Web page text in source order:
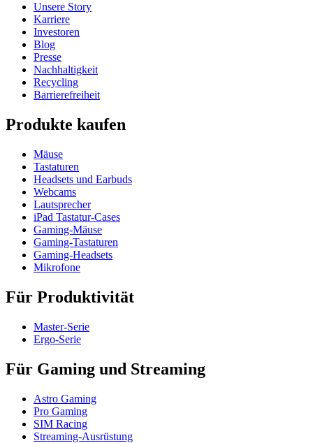
Unsere Story
Karriere
Investoren
Blog
Presse
Nachhaltigkeit
Recycling
Barrierefreiheit
Produkte kaufen
Mäuse
Tastaturen
Headsets und Earbuds
Webcams
Lautsprecher
iPad Tastatur-Cases
Gaming-Mäuse
Gaming-Tastaturen
Gaming-Headsets
Mikrofone
Für Produktivität
Master-Serie
Ergo-Serie
Für Gaming und Streaming
Astro Gaming
Pro Gaming
SIM Racing
Streaming-Ausrüstung